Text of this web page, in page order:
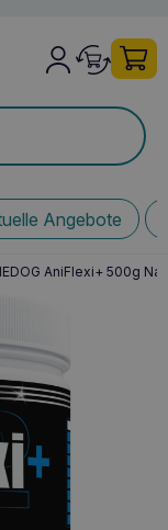
Angebote
AniFlexi+ 500g